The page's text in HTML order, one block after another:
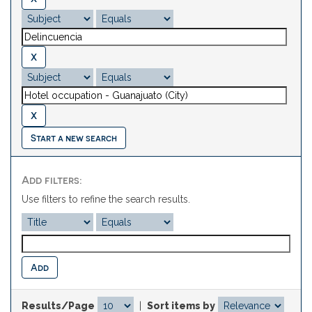
Start a new search
Add filters:
Use filters to refine the search results.
Results/Page
Sort items by